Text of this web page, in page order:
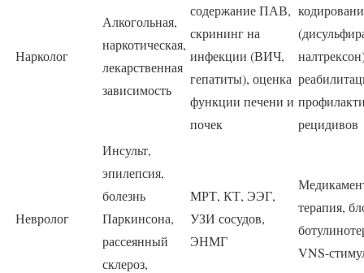
Нарколог
Алкогольная,
наркотическая,
лекарственная
зависимость
содержание ПАВ,
скрининг на
инфекции (ВИЧ,
гепатиты), оценка
функции печени и
почек
рецидивов
Невролог
Инсульт,
эпилепсия,
болезнь
Паркинсона,
рассеянный
склероз,
МРТ, КТ, ЭЭГ,
УЗИ сосудов,
ЭНМГ
терапия,
VNS-